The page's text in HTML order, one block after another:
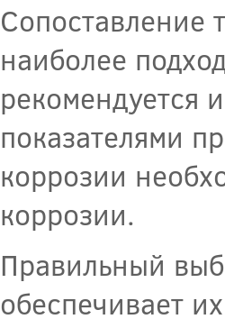
Сопоставление
наиболее
рекомендуется
показателями
коррозии
коррозии.
Правильный
обеспечивает